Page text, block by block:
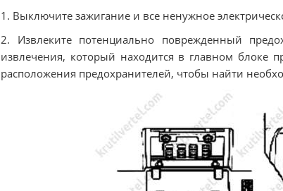
1. Выключите зажигание и все ненужное
2. Извлеките потенциально поврежденный
извлечения, который находится в главном блоке
расположения предохранителей, чтобы найти